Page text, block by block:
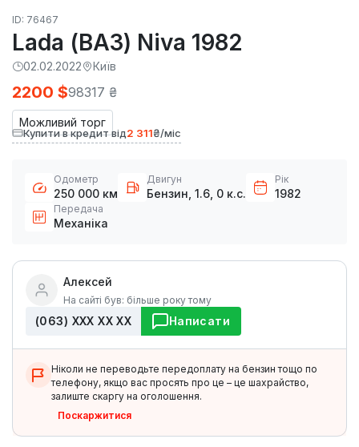
ID: 76467
Lada (ВАЗ) Niva 1982
02.02.2022 Київ
Можливий торг
2200 $98317 ₴
Купити в кредит від2 311₴/міс
Одометр
250 000 км
Двигун
Бензин, 1.6, 0 к.с.
Рік
1982
Передача
Механіка
Алексей
На сайті був: більше року тому
(063) ХХХ ХХ ХХ Написати
Ніколи не переводьте передоплату на бензин тощо по
телефону, якщо вас просять про це – це шахрайство,
залиште скаргу на оголошення.
Поскаржитися